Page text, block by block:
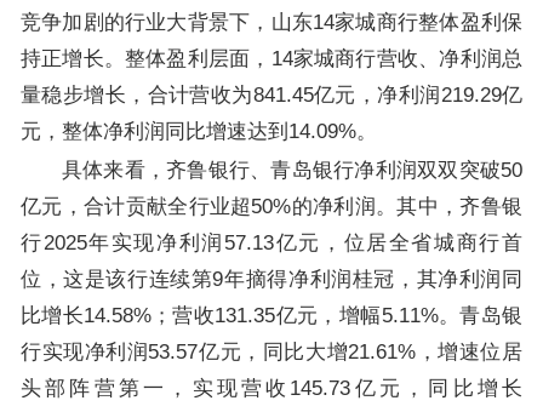
竞争加剧的行业大背景下，山东14家城商行整体盈利保
持正增长。整体盈利层面，14家城商行营收、净利润总
量稳步增长，合计营收为841.45亿元，净利润219.29亿
元，整体净利润同比增速达到14.09%。
具体来看，齐鲁银行、青岛银行净利润双双突破50
亿元，合计贡献全行业超50%的净利润。其中，齐鲁银
行2025年实现净利润57.13亿元，位居全省城商行首
位，这是该行连续第9年摘得净利润桂冠，其净利润同
比增长14.58%；营收131.35亿元，增幅5.11%。青岛银
行实现净利润53.57亿元，同比大增21.61%，增速位居
头部阵营第一，实现营收145.73亿元，同比增长